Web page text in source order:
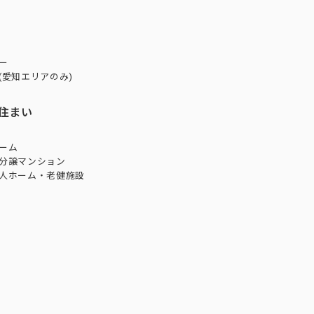
知エリアのみ)
まい
ム
譲マンション
ホーム・老健施設